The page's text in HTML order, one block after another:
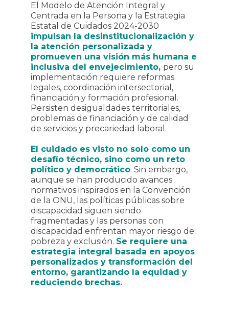
El Modelo de Atención Integral y
Centrada en la Persona y la Estrategia
Estatal de Cuidados 2024-2030
impulsan la desinstitucionalización y
la atención personalizada y
promueven una visión más humana e
inclusiva del envejecimiento, pero su
implementación requiere reformas
legales, coordinación intersectorial,
financiación y formación profesional.
Persisten desigualdades territoriales,
problemas de financiación y de calidad
de servicios y precariedad laboral.
El cuidado es visto no solo como un
desafío técnico, sino como un reto
político y democrático. Sin embargo,
aunque se han producido avances
normativos inspirados en la Convención
de la ONU, las políticas públicas sobre
discapacidad siguen siendo
fragmentadas y las personas con
discapacidad enfrentan mayor riesgo de
pobreza y exclusión. Se requiere una
estrategia integral basada en apoyos
personalizados y transformación del
entorno, garantizando la equidad y
reduciendo brechas.